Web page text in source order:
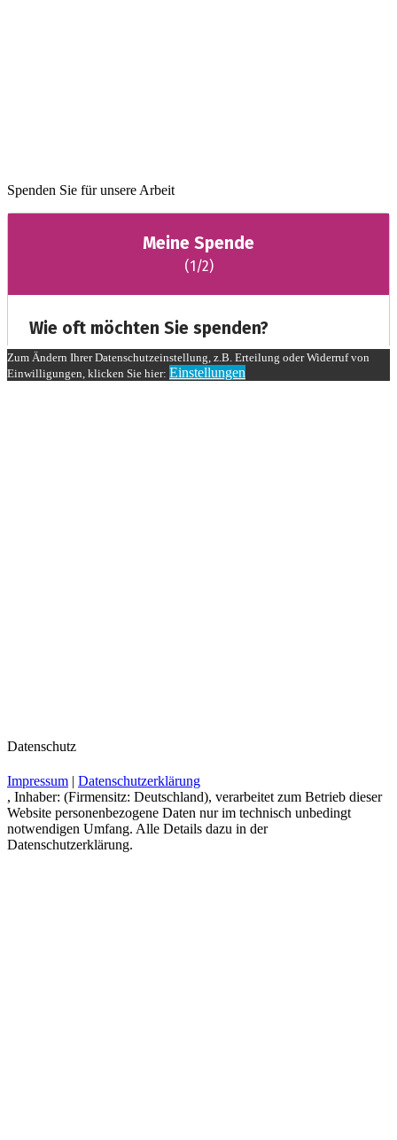
Spenden Sie für unsere Arbeit
Zum Ändern Ihrer Datenschutzeinstellung, z.B. Erteilung oder Widerruf von
Einwilligungen, klicken Sie hier: Einstellungen
Datenschutz
Impressum | Datenschutzerklärung
, Inhaber: (Firmensitz: Deutschland), verarbeitet zum Betrieb dieser
Website personenbezogene Daten nur im technisch unbedingt
notwendigen Umfang. Alle Details dazu in der
Datenschutzerklärung.